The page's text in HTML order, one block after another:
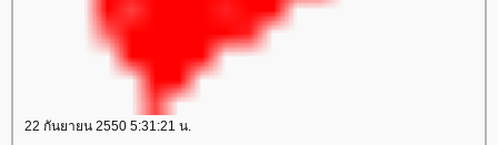
22 กันยายน 2550 5:31:21 น.